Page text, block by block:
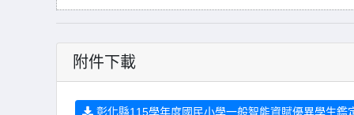
附件下載
彰化縣115學年度國民小學一般智能資賦優異學生鑑